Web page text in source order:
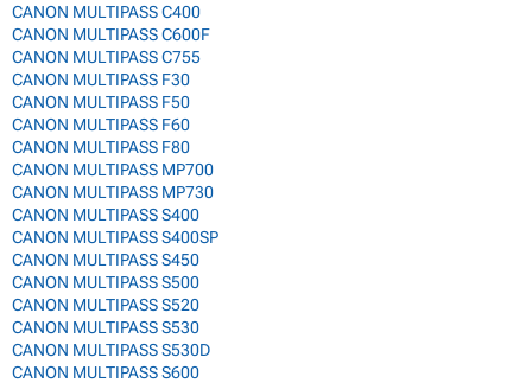
CANON MULTIPASS C400
CANON MULTIPASS C600F
CANON MULTIPASS C755
CANON MULTIPASS F30
CANON MULTIPASS F50
CANON MULTIPASS F60
CANON MULTIPASS F80
CANON MULTIPASS MP700
CANON MULTIPASS MP730
CANON MULTIPASS S400
CANON MULTIPASS S400SP
CANON MULTIPASS S450
CANON MULTIPASS S500
CANON MULTIPASS S520
CANON MULTIPASS S530
CANON MULTIPASS S530D
CANON MULTIPASS S600